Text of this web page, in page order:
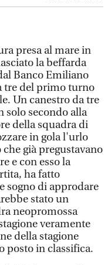
presa al mare in
la beffarda
Banco Emiliano
tre del primo turno
Un canestro da tre
solo secondo alla
della squadra di
in gola l'urlo
già pregustavano
e con esso la
ha fatto
sogno di approdare
stato un
neopromossa
veramente
della stagione
posto in classifica.